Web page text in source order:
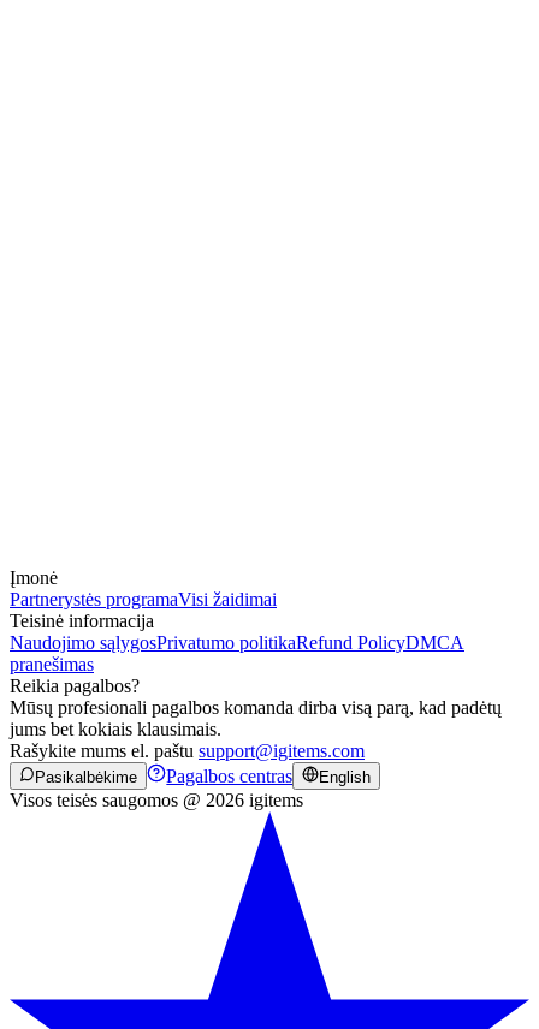
Įmonė
Partnerystės programaVisi žaidimai
Teisinė informacija
Naudojimo sąlygosPrivatumo politikaRefund PolicyDMCA
pranešimas
Reikia pagalbos?
Mūsų profesionali pagalbos komanda dirba visą parą, kad padėtų
jums bet kokiais klausimais.
Rašykite mums el. paštu support@igitems.com
Pasikalbėkime Pagalbos centras English
Visos teisės saugomos @ 2026 igitems